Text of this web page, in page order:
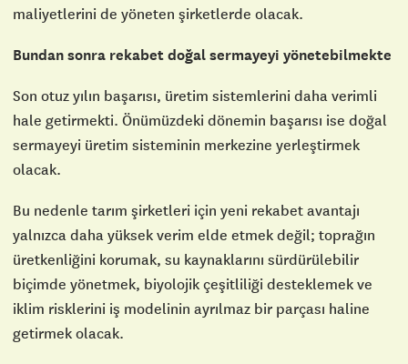
maliyetlerini de yöneten şirketlerde olacak.
Bundan sonra rekabet doğal sermayeyi yönetebilmekte
Son otuz yılın başarısı, üretim sistemlerini daha verimli
hale getirmekti. Önümüzdeki dönemin başarısı ise doğal
sermayeyi üretim sisteminin merkezine yerleştirmek
olacak.
Bu nedenle tarım şirketleri için yeni rekabet avantajı
yalnızca daha yüksek verim elde etmek değil; toprağın
üretkenliğini korumak, su kaynaklarını sürdürülebilir
biçimde yönetmek, biyolojik çeşitliliği desteklemek ve
iklim risklerini iş modelinin ayrılmaz bir parçası haline
getirmek olacak.